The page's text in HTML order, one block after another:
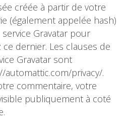
créée à partir de votre
(également appelée hash)
Gravatar pour
dernier. Les clauses de
Gravatar sont
automattic.com/privacy/.
commentaire, votre
publiquement à coté